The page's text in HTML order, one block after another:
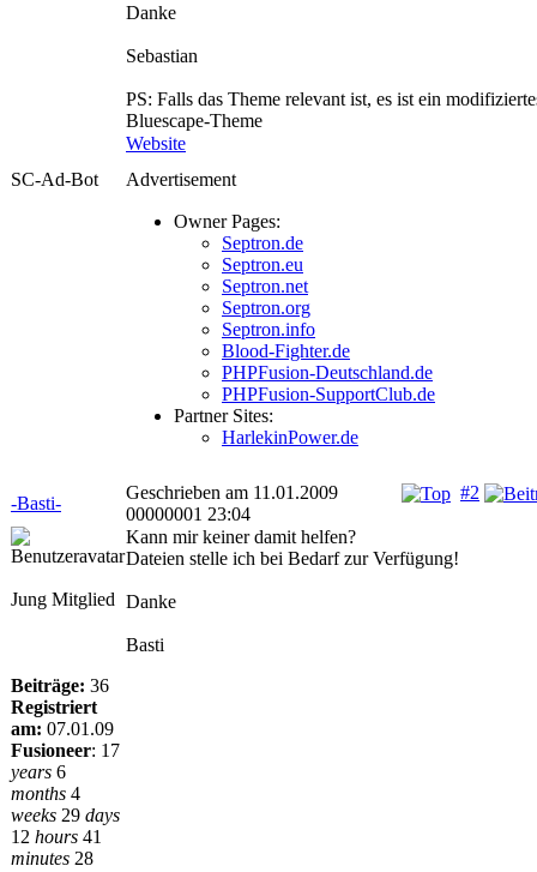
Danke
Sebastian
PS: Falls das Theme relevant ist, es ist ein
Bluescape-Theme
Website
SC-Ad-Bot
Advertisement
Owner Pages:
Septron.de
Septron.eu
Septron.net
Septron.org
Septron.info
Blood-Fighter.de
PHPFusion-Deutschland.de
PHPFusion-SupportClub.de
Partner Sites:
HarlekinPower.de
-Basti-
#2
Geschrieben am 11.01.2009
00000001 23:04
Jung Mitglied
Beiträge: 36
Registriert
am: 07.01.09
Fusioneer: 17
years 6
months 4
weeks 29 days
12 hours 41
minutes 28
Kann mir keiner damit helfen?
Dateien stelle ich bei Bedarf zur Verfügung!
Danke
Basti